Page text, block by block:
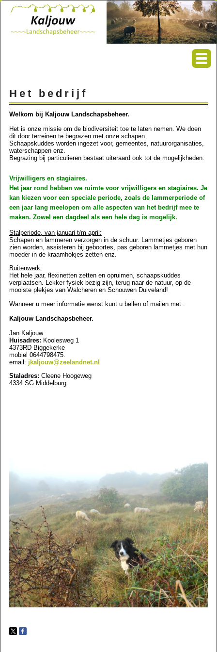
Het bedrijf
Welkom bij Kaljouw Landschapsbeheer.
Het is onze missie om de biodiversiteit toe te laten nemen. We doen
dit door terreinen te begrazen met onze schapen.
Schaapskuddes worden ingezet voor, gemeentes, natuurorganisaties,
waterschappen enz.
Begrazing bij particulieren bestaat uiteraard ook tot de mogelijkheden.
Vrijwilligers en stagiaires.
Het jaar rond hebben we ruimte voor vrijwilligers en stagiaires. Je
kan kiezen voor een speciale periode, zoals de lammerperiode of
een jaar lang meelopen om alle aspecten van het bedrijf mee te
maken. Zowel een dagdeel als een hele dag is mogelijk.
Stalperiode, van januari t/m april:
Schapen en lammeren verzorgen in de schuur. Lammetjes geboren
zien worden, assisteren bij geboortes, pas geboren lammetjes met hun
moeder in de kraamhokjes zetten enz.
Buitenwerk:
Het hele jaar, flexinetten zetten en opruimen, schaapskuddes
verplaatsen. Lekker fysiek bezig zijn, terug naar de natuur, op de
mooiste plekjes van Walcheren en Schouwen Duiveland!
Wanneer u meer informatie wenst kunt u bellen of mailen met :
Kaljouw Landschapsbeheer.
Jan Kaljouw
Huisadres: Koolesweg 1
4373RD Biggekerke
mobiel 0644798475.
email: jkaljouw@zeelandnet.nl
Staladres: Cleene Hoogeweg
4334 SG Middelburg.